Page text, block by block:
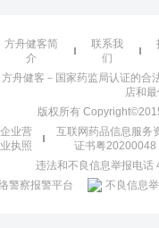
方舟健客简
介
联系我
们
方舟健客－国家药监局认证的合
店和
版权所有
企业营
业执照
互联网药品信息服务
证书粤20200048
违法和不良信息举报电